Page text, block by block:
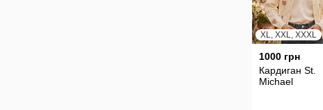
XL, XXL, XXXL
1000 грн
Кардиган St.
Michael